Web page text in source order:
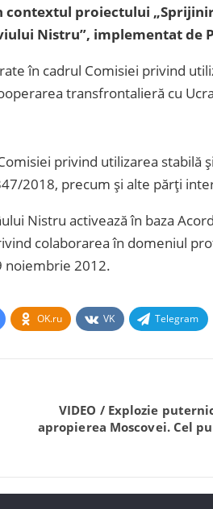
contextul proiectului
Nistru”, implementat de
în cadrul Comisiei privind
transfrontalieră cu
privind utilizarea stabilă
2018, precum și alte părți
Nistru activează în baza
colaborarea în domeniul
noiembrie 2012.
OK.ru VK Telegram
VIDEO / Explozie
apropierea Moscovei. Cel